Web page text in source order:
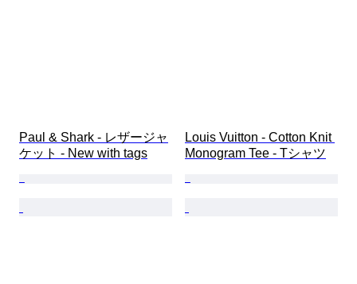
Paul & Shark - レザージャ
ケット - New with tags
Louis Vuitton - Cotton Knit
Monogram Tee - Tシャツ